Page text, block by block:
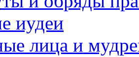
иудеи
лица и